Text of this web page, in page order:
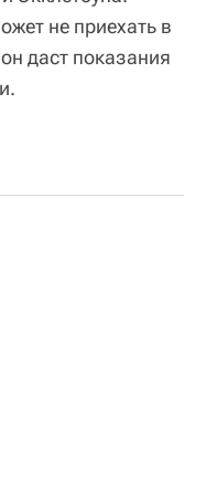
не приехать в
даст показания